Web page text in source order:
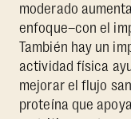
moderado
enfoque–con el
También hay un
actividad física
mejorar el flujo
proteína que